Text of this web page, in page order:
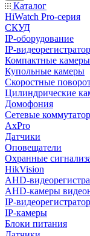
Каталог
HiWatch Pro-серия
CКУД
IP-оборудование
IP-
Компактные камеры
Купольные камеры
Скоростные
Цилиндрические
Домофония
Сетевые
AxPro
Датчики
Оповещатели
Охранные
HikVision
AHD-
AHD-камеры
IP-
IP-камеры
Блоки питания